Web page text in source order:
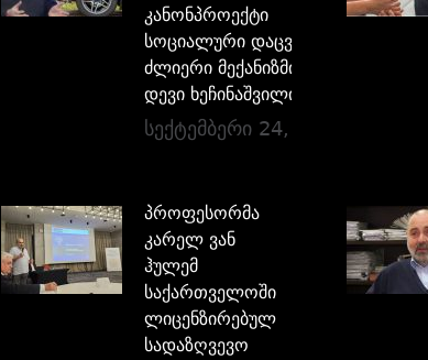
კანონპროექტი
სოციალური დაცვის
ძლიერი მექანიზმია –
დევი ხეჩინაშვილი
სექტემბერი 24, 2024
პროფესორმა
კარელ ვან
ჰულემ
საქართველოში
ლიცენზირებულ
სადაზღვევო